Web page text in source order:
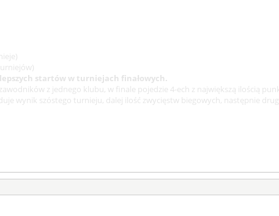
startów w turniejach finałowych.
z jednego klubu, w finale pojedzie 4-ech z największą ilością
wynik szóstego turnieju, dalej ilość zwycięstw biegowych, następnie